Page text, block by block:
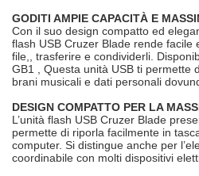
GODITI AMPIE CAPACITÀ E
Con il suo design compatto ed
flash USB Cruzer Blade rende facile
file,, trasferire e condividerli.
GB1 , Questa unità USB ti permette
brani musicali e dati personali
DESIGN COMPATTO PER LA
L’unità flash USB Cruzer Blade
permette di riporla facilmente in
computer. Si distingue anche per
coordinabile con molti dispositivi